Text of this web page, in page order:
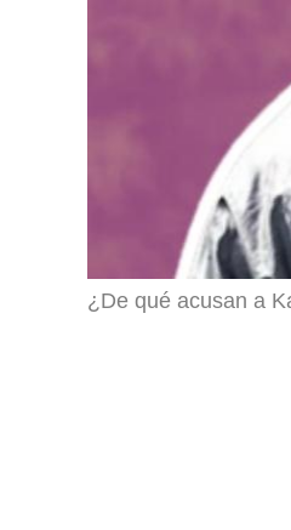
¿De qué acusan a